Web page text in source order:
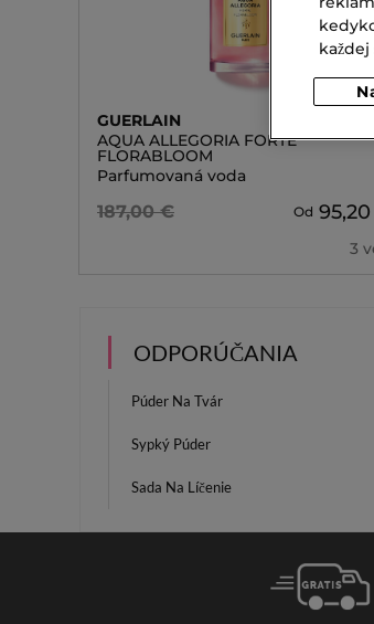
GUERLAIN
AQUA ALLEGORIA FORTE
FLORABLOOM
Parfumovaná voda
187,00 € Od
3
ODPORÚČANIA
Púder Na Tvár
Sypký Púder
Sada Na Líčenie